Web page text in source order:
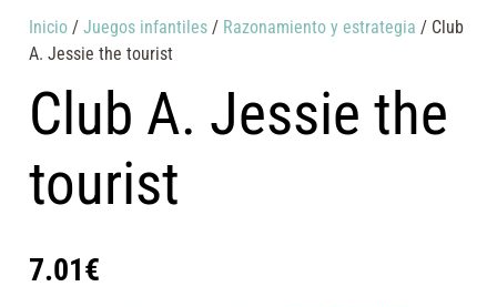
Inicio /Juegos infantiles / Razonamiento y estrategia / Club
A. Jessie the tourist
Club A. Jessie the
tourist
7.01€